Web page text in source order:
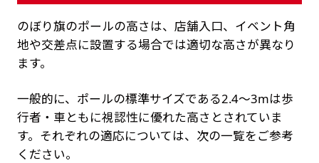
のぼり旗のポールの高さは、店舗入口、イベント角
地や交差点に設置する場合では適切な高さが異なり
ます。
一般的に、ポールの標準サイズである2.4～3mは歩
行者・車ともに視認性に優れた高さとされていま
す。それぞれの適応については、次の一覧をご参考
ください。